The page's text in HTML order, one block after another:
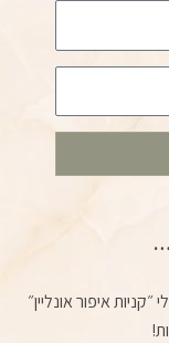
איפור אונליין״